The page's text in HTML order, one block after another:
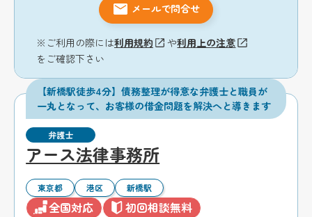
メールで問合せ
※ご利用の際には利用規約 や利用上の注意
をご確認下さい
【新橋駅徒歩4分】債務整理が得意な弁護士と職員が
一丸となって、お客様の借金問題を解決へと導きます
弁護士
アース法律事務所
東京都 港区 新橋駅
全国対応 初回相談無料